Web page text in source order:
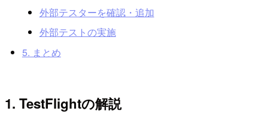
外部テスターを確認・追加
外部テストの実施
5. まとめ
1. TestFlightの解説